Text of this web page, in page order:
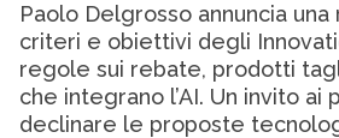
Paolo Delgrosso annuncia
criteri e obiettivi degli
regole sui rebate, prodotti
che integrano l’AI. Un invito ai
declinare le proposte